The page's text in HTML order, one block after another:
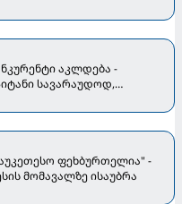
აკლდება -
სავარაუდოდ,
ფეხბურთელია" -
მომავალზე ისაუბრა